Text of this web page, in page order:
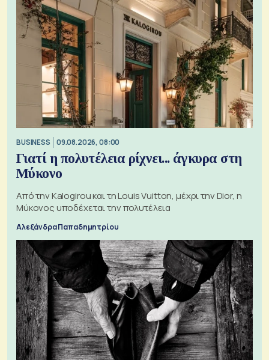
BUSINESS 09.08.2026, 08:00
Γιατί η πολυτέλεια ρίχνει... άγκυρα στη
Μύκονο
Από την Kalogirou και τη Louis Vuitton, μέχρι την Dior, η
Μύκονος υποδέχεται την πολυτέλεια
Αλεξάνδρα Παπαδημητρίου